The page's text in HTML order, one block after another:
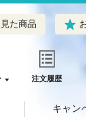
た商品
注文履歴
キャン